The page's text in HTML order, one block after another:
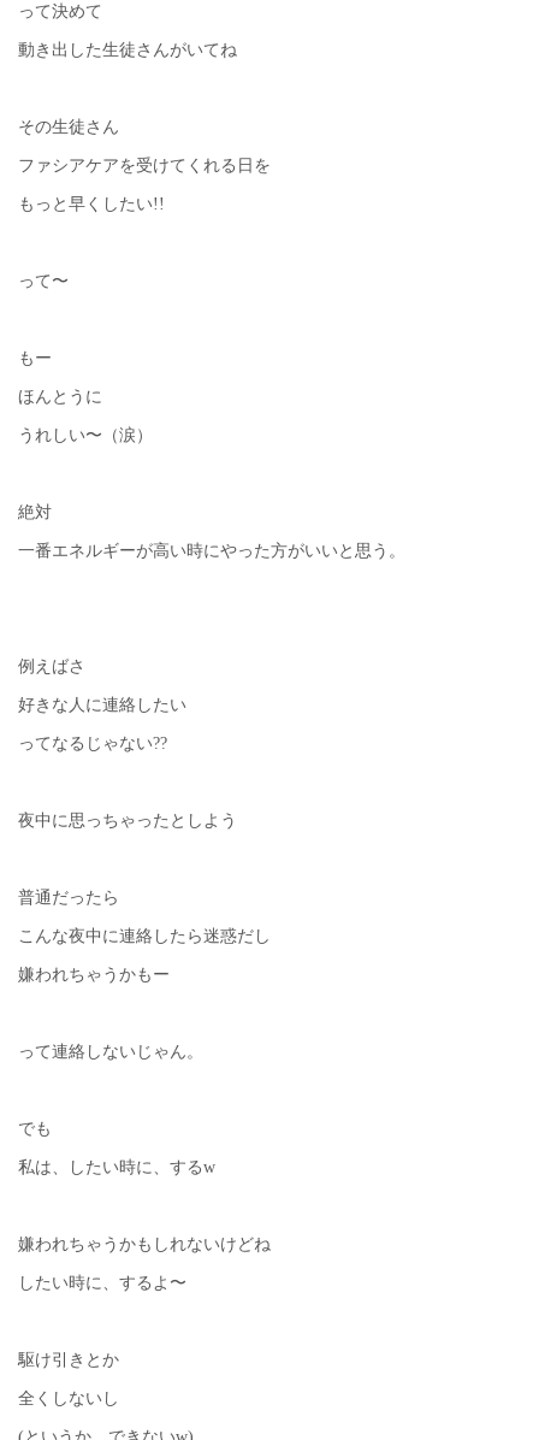
って決めて
動き出した生徒さんがいてね
その生徒さん
ファシアケアを受けてくれる日を
もっと早くしたい!!
って〜
もー
ほんとうに
うれしい〜（涙）
絶対
一番エネルギーが高い時にやった方がいいと思う。
例えばさ
好きな人に連絡したい
ってなるじゃない??
夜中に思っちゃったとしよう
普通だったら
こんな夜中に連絡したら迷惑だし
嫌われちゃうかもー
って連絡しないじゃん。
でも
私は、したい時に、するw
嫌われちゃうかもしれないけどね
したい時に、するよ〜
駆け引きとか
全くしないし